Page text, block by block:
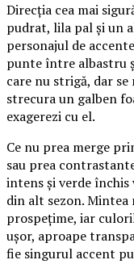
Direcția cea mai
pudrat, lila pal și un
personajul de
punte între albastru
care nu strigă, dar se
strecura un galben
exagerezi cu el.
Ce nu prea merge
sau prea
intens și verde închis
din alt sezon. Mintea
prospețime, iar
ușor, aproape
fie singurul accent